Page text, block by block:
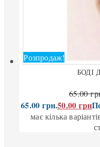
Розпродаж!
БОДІ
65.00
65.00 грн.50.00грн
має кілька